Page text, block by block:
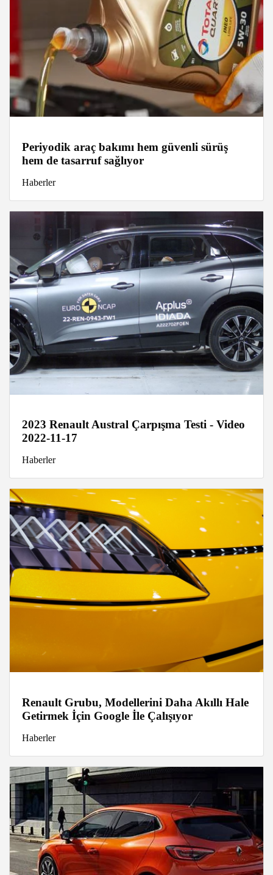
Periyodik araç bakımı hem güvenli sürüş
hem de tasarruf sağlıyor
Haberler
2023 Renault Austral Çarpışma Testi - Video
2022-11-17
Haberler
Renault Grubu, Modellerini Daha Akıllı Hale
Getirmek İçin Google İle Çalışıyor
Haberler